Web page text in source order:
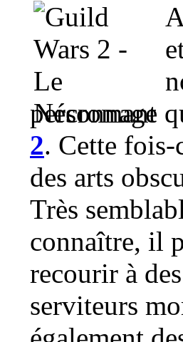
personnage
2. Cette fois-
des arts
Très
connaître, il
recourir à
serviteurs